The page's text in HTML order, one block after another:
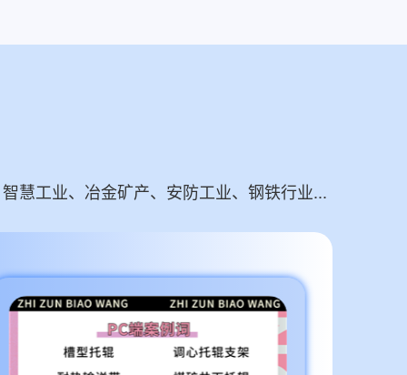
慧工业、冶金矿产、安防工业、钢铁行业...